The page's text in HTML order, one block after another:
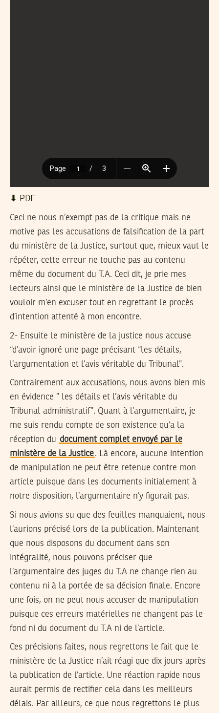
⬇︎ PDF
Ceci ne nous n’exempt pas de la critique mais ne
motive pas les accusations de falsification de la part
du ministère de la Justice, surtout que, mieux vaut le
répéter, cette erreur ne touche pas au contenu
même du document du T.A. Ceci dit, je prie mes
lecteurs ainsi que le ministère de la Justice de bien
vouloir m’en excuser tout en regrettant le procès
d’intention attenté à mon encontre.
2- Ensuite le ministère de la justice nous accuse
“d’avoir ignoré une page précisant “les détails,
l’argumentation et l’avis véritable du Tribunal”.
Contrairement aux accusations, nous avons bien mis
en évidence ” les détails et l’avis véritable du
Tribunal administratif”. Quant à l’argumentaire, je
me suis rendu compte de son existence qu’a la
réception du document complet envoyé par le
ministère de la Justice. Là encore, aucune intention
de manipulation ne peut être retenue contre mon
article puisque dans les documents initialement à
notre disposition, l’argumentaire n’y figurait pas.
Si nous avions su que des feuilles manquaient, nous
l’aurions précisé lors de la publication. Maintenant
que nous disposons du document dans son
intégralité, nous pouvons préciser que
l’argumentaire des juges du T.A ne change rien au
contenu ni à la portée de sa décision finale. Encore
une fois, on ne peut nous accuser de manipulation
puisque ces erreurs matérielles ne changent pas le
fond ni du document du T.A ni de l’article.
Ces précisions faites, nous regrettons le fait que le
ministère de la Justice n’ait réagi que dix jours après
la publication de l’article. Une réaction rapide nous
aurait permis de rectifier cela dans les meilleurs
délais. Par ailleurs, ce que nous regrettons le plus